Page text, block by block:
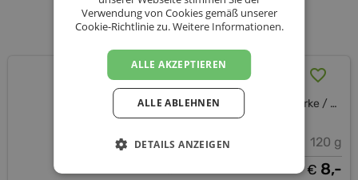
Unsere Produkte
Wiener Bienenbussi
Wiener Bezirksimkerei - 23 Bezirke / 23 Bezirkshonige
120 g
€ 8,-
Verwendung von Cookies gemäß unserer
Cookie-Richtlinie zu.Weitere Informationen.
ALLE AKZEPTIEREN
ALLE ABLEHNEN
DETAILS ANZEIGEN